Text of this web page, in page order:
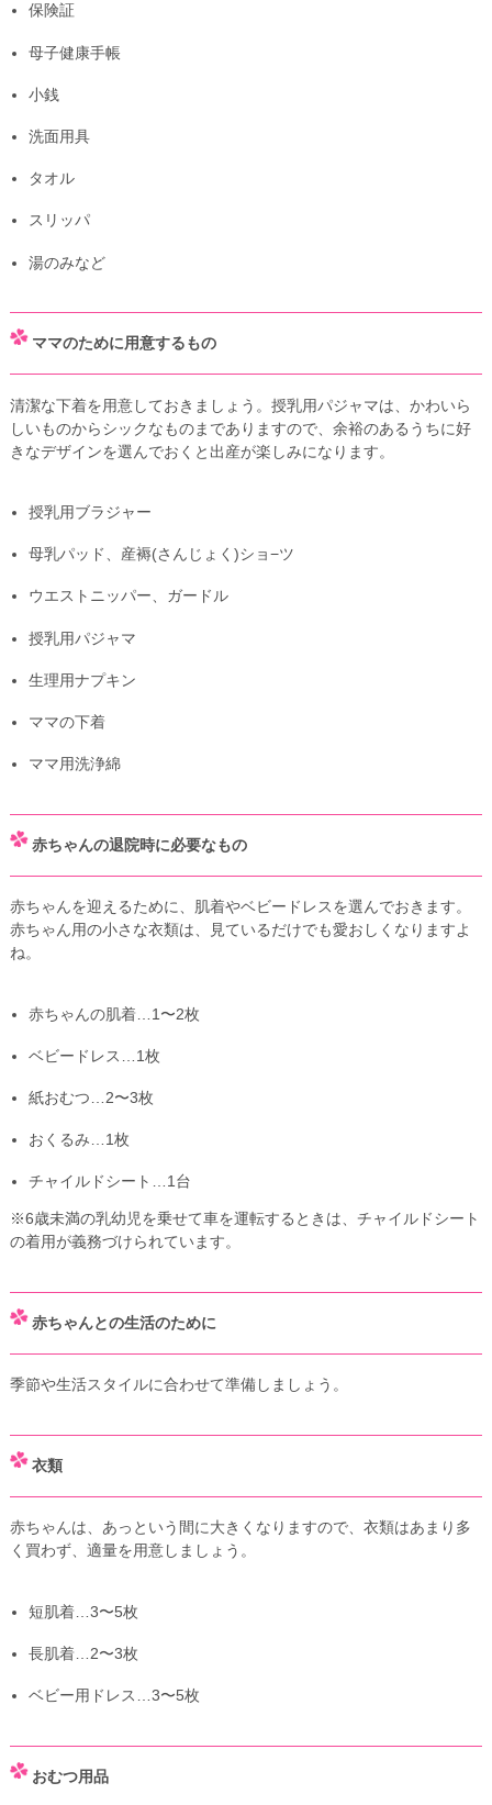
保険証
母子健康手帳
小銭
洗面用具
タオル
スリッパ
湯のみなど
ママのために用意するもの
清潔な下着を用意しておきましょう。授乳用パジャマは、かわいら
しいものからシックなものまでありますので、余裕のあるうちに好
きなデザインを選んでおくと出産が楽しみになります。
授乳用ブラジャー
母乳パッド、産褥(さんじょく)ショ−ツ
ウエストニッパー、ガードル
授乳用パジャマ
生理用ナプキン
ママの下着
ママ用洗浄綿
赤ちゃんの退院時に必要なもの
赤ちゃんを迎えるために、肌着やベビードレスを選んでおきます。
赤ちゃん用の小さな衣類は、見ているだけでも愛おしくなりますよ
ね。
赤ちゃんの肌着…1〜2枚
ベビードレス…1枚
紙おむつ…2〜3枚
おくるみ…1枚
チャイルドシート…1台
※6歳未満の乳幼児を乗せて車を運転するときは、チャイルドシート
の着用が義務づけられています。
赤ちゃんとの生活のために
季節や生活スタイルに合わせて準備しましょう。
衣類
赤ちゃんは、あっという間に大きくなりますので、衣類はあまり多
く買わず、適量を用意しましょう。
短肌着…3〜5枚
長肌着…2〜3枚
ベビー用ドレス…3〜5枚
おむつ用品